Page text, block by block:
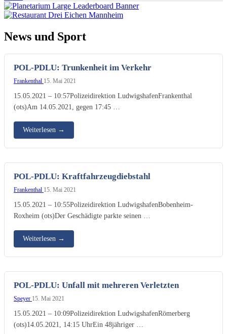
News und Sport
POL-PDLU: Trunkenheit im Verkehr
Frankenthal 15. Mai 2021
15.05.2021 – 10:57Polizeidirektion LudwigshafenFrankenthal
(ots)Am 14.05.2021, gegen 17:45 …
Weiterlesen →
POL-PDLU: Kraftfahrzeugdiebstahl
Frankenthal 15. Mai 2021
15.05.2021 – 10:55Polizeidirektion LudwigshafenBobenheim-
Roxheim (ots)Der Geschädigte parkte seinen …
Weiterlesen →
POL-PDLU: Unfall mit mehreren Verletzten
Speyer 15. Mai 2021
15.05.2021 – 10:09Polizeidirektion LudwigshafenRömerberg
(ots)14.05.2021, 14:15 UhrEin 48jähriger …